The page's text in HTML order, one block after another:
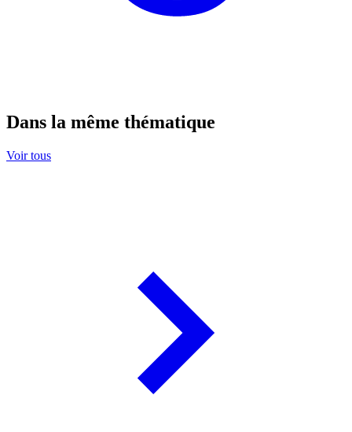
Dans la même thématique
Voir tous